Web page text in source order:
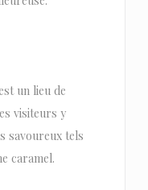
un lieu de
visiteurs y
savoureux tels
caramel.